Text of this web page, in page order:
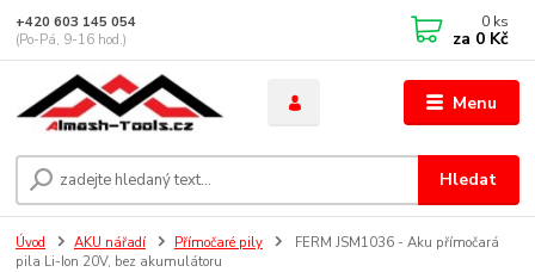
Menu
Hledat
+420 603 145 054
(Po-Pá, 9-16 hod.)
0 ks
za 0 Kč
Úvod AKU nářadí Přímočaré pily
FERM JSM1036 - Aku přímočará
pila Li-Ion 20V, bez akumulátoru